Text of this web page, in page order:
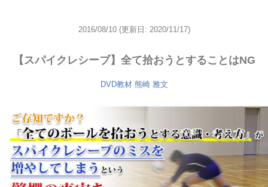
2016/08/10 (更新日: 2020/11/17)
【スパイクレシーブ】全て拾おうとすることはNG
DVD教材 熊崎 雅文